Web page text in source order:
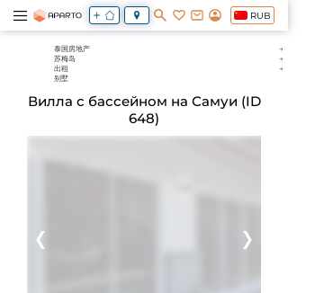
RUB
泰国房地产
苏梅岛
出租
别墅
Вилла с бассейном на Самуи (ID
648)